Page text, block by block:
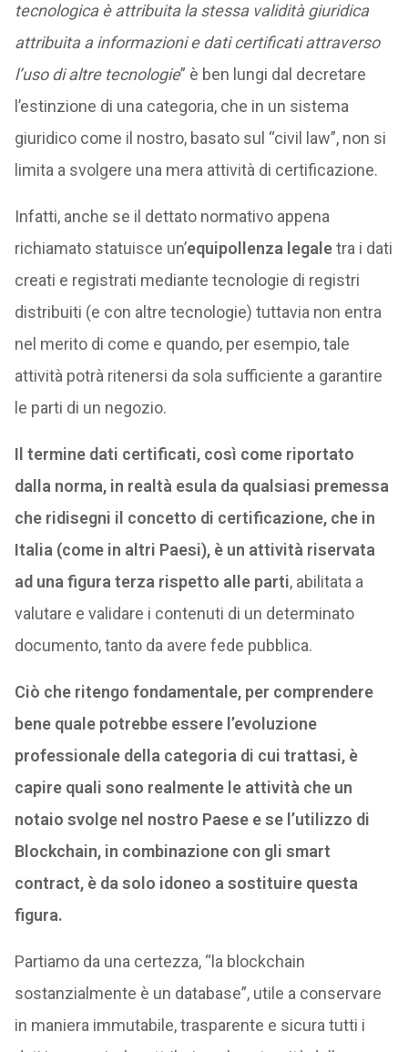
tecnologica è attribuita la stessa validità giuridica
attribuita a informazioni e dati certificati attraverso
l’uso di altre tecnologie” è ben lungi dal decretare
l’estinzione di una categoria, che in un sistema
giuridico come il nostro, basato sul “civil law”, non si
limita a svolgere una mera attività di certificazione.
Infatti, anche se il dettato normativo appena
richiamato statuisce un’equipollenza legaletra i dati
creati e registrati mediante tecnologie di registri
distribuiti (e con altre tecnologie) tuttavia non entra
nel merito di come e quando, per esempio, tale
attività potrà ritenersi da sola sufficiente a garantire
le parti di un negozio.
Il termine dati certificati, così come riportato
dalla norma, in realtà esula da qualsiasi premessa
che ridisegni il concetto di certificazione, che in
Italia (come in altri Paesi), è un attività riservata
ad una figura terza rispetto alle parti, abilitata a
valutare e validare i contenuti di un determinato
documento, tanto da avere fede pubblica.
Ciò che ritengo fondamentale, per comprendere
bene quale potrebbe essere l’evoluzione
professionale della categoria di cui trattasi, è
capire quali sono realmente le attività che un
notaio svolge nel nostro Paese e se l’utilizzo di
Blockchain, in combinazione con gli smart
contract, è da solo idoneo a sostituire questa
figura.
Partiamo da una certezza, “la blockchain
sostanzialmente è un database”, utile a conservare
in maniera immutabile, trasparente e sicura tutti i